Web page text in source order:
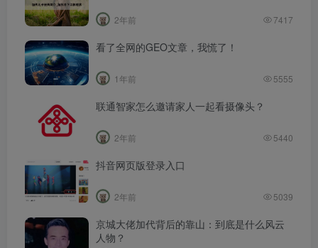
2年前 7417
看了全网的GEO文章，我慌了！
1年前 5555
联通智家怎么邀请家人一起看摄像头？
2年前 5440
抖音网页版登录入口
2年前 5039
京城大佬加代背后的靠山：到底是什么风云
人物？